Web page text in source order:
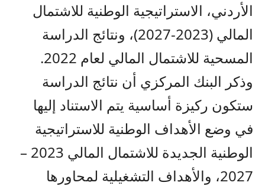
الأردني، الاستراتيجية الوطنية للاشتمال
المالي (2023-2027)، ونتائج الدراسة
المسحية للاشتمال المالي لعام 2022.
وذكر البنك المركزي أن نتائج الدراسة
ستكون ركيزة أساسية يتم الاستناد إليها
في وضع الأهداف الوطنية للاستراتيجية
الوطنية الجديدة للاشتمال المالي 2023 –
2027، والأهداف التشغيلية لمحاورها